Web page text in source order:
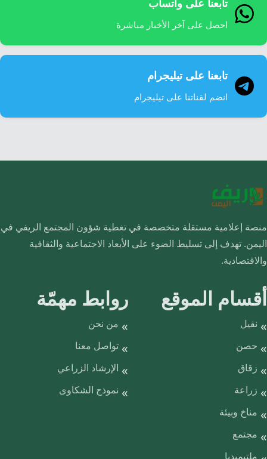
فيديو تابعنا على واتساب
احصل على آخر الأخبار مباشرة
تابعنا على تيليجرام
انضم لقناتنا على تيليجرام
منصة إعلامية مستقلة متخصصة في تغطية شؤون المجتمع الريفي في
اليمن. تهدف إلى تسليط الضوء على الأبعاد الاجتماعية والثقافية
والاقتصادية.
أقسام الموقع
نقيل
حصن
زقاق
زراعة
مناخ وبيئة
مجتمع
ملتيميديا
روابط مهمّة
من نحن
تواصل معنا
الإرشاد الزراعي
نموذج الشكاوى